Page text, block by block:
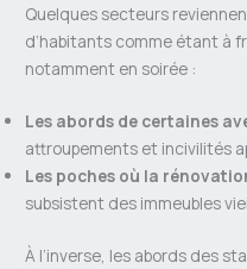
Quelques secteurs
d’habitants comme étant à
notamment en soirée :
Les abords de certaines
attroupements et incivilités
Les poches où la
subsistent des immeubles
À l’inverse, les abords des